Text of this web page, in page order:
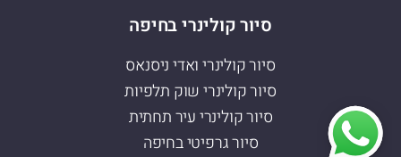
סיור קולינרי בחיפה
סיור קולינרי ואדי ניסנאס
סיור קולינרי שוק תלפיות
סיור קולינרי עיר תחתית
סיור גרפיטי בחיפה